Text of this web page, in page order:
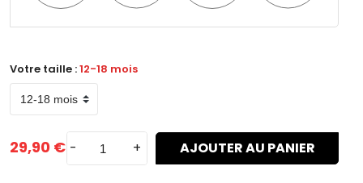
Votre taille :12-18 mois
29,90 € - + AJOUTER AU PANIER